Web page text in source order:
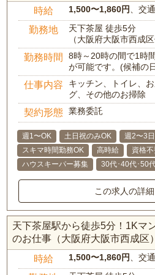
時給 1,500〜1,860円 、交
勤務地
天下茶屋 徒歩5分
（大阪府大阪市西成区
勤務時間
8時～20時の間で1時
が可能です。(候補の
仕事内容
キッチン、トイレ、
グ、その他のお掃除
契約形態 業務委託
週1〜OK 土日祝のみOK
週2〜3
スキマ時間勤務OK
高時給 資格
ハウスキーパー募集
30代･40代･50
この求人の詳
天下茶屋駅から徒歩5分！1Kマ
のお仕事（大阪府大阪市西成区）
時給 1,500〜1,860円 、交